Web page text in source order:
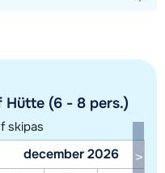
gebied
Hütte (6 - 8 pers.)
skipas
december 2026